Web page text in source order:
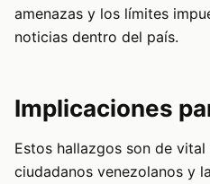
amenazas y los límites
noticias dentro del país.
Implicaciones
Estos hallazgos son de
ciudadanos venezolanos y